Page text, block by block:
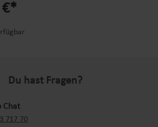
Ressource für jeden
ist der kinderleichte Aufbau. Der
und Maulwurf. Der komplette
zeichnet sich zudem durch seine
Neben der Gewinnung von
€*
Du hast Fragen?
Chat
717 70